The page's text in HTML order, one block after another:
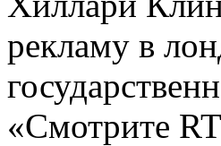
рекламу в
«Смотрите